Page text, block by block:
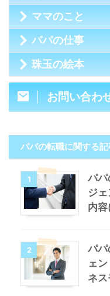
ママのこと
パパの仕事
珠玉の絵本
お問い合わ
パパの転職に関する
1
パ
ジ
内
2
パパ
ェ
ネ